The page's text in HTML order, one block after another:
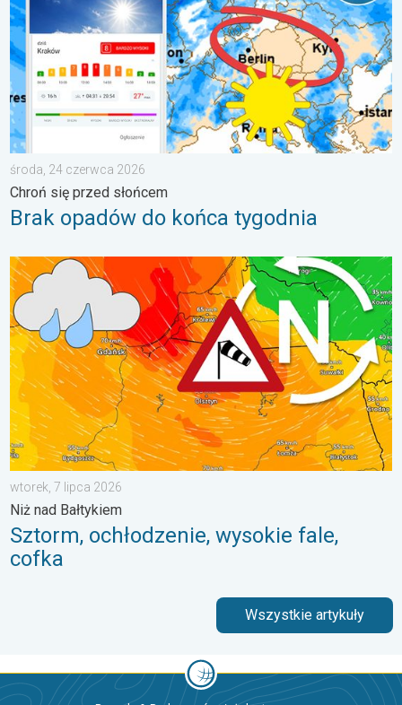
środa, 24 czerwca 2026
Chroń się przed słońcem
Brak opadów do końca tygodnia
Sztorm, ochłodzenie, wysokie fale, cofka. Niż nad Bałtykiem.
wtorek, 7 lipca 2026
Niż nad Bałtykiem
Sztorm, ochłodzenie, wysokie fale,
cofka
Wszystkie artykuły